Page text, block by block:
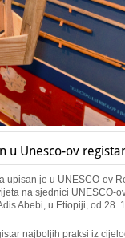
u Unesco-ov
upisan je u UNESCO-ov
na sjednici UNESCO-
Abebi, u Etiopiji, od 28.
najboljih praksi iz